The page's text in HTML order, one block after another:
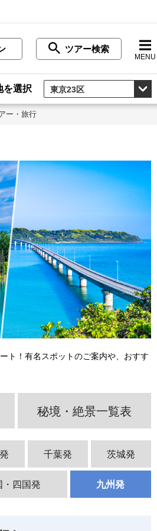
ツアー検索
MENU
を選択
ー・旅行
ト！有名スポットのご案内や、おすす
秘境・絶景一覧表
千葉発 茨城発
・四国発 九州発